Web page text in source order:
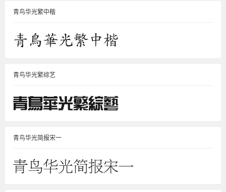
青鸟华光繁中楷
青鸟华光繁综艺
青鸟华光简报宋一